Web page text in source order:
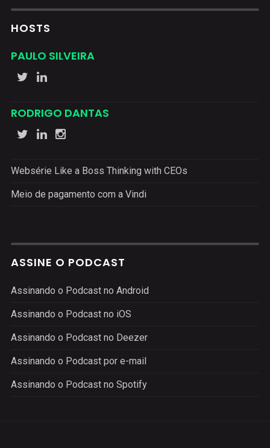
HOSTS
PAULO SILVEIRA
RODRIGO DANTAS
Websérie Like a Boss Thinking with CEOs
Meio de pagamento com a Vindi
ASSINE O PODCAST
Assinando o Podcast no Android
Assinando o Podcast no iOS
Assinando o Podcast no Deezer
Assinando o Podcast por e-mail
Assinando o Podcast no Spotify